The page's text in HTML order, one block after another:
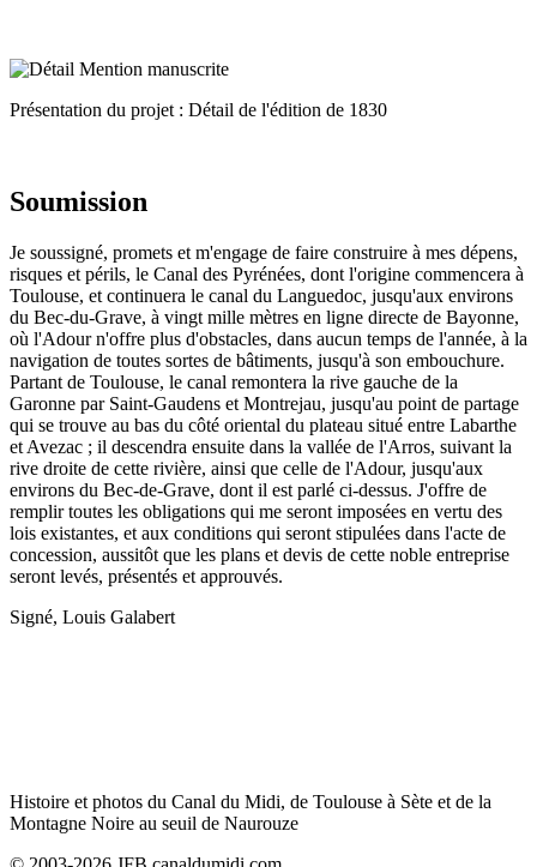
Présentation du projet : Détail de l'édition de 1830
Soumission
Je soussigné, promets et m'engage de faire construire à mes dépens,
risques et périls, le Canal des Pyrénées, dont l'origine commencera à
Toulouse, et continuera le canal du Languedoc, jusqu'aux environs
du Bec-du-Grave, à vingt mille mètres en ligne directe de Bayonne,
où l'Adour n'offre plus d'obstacles, dans aucun temps de l'année, à la
navigation de toutes sortes de bâtiments, jusqu'à son embouchure.
Partant de Toulouse, le canal remontera la rive gauche de la
Garonne par Saint-Gaudens et Montrejau, jusqu'au point de partage
qui se trouve au bas du côté oriental du plateau situé entre Labarthe
et Avezac ; il descendra ensuite dans la vallée de l'Arros, suivant la
rive droite de cette rivière, ainsi que celle de l'Adour, jusqu'aux
environs du Bec-de-Grave, dont il est parlé ci-dessus. J'offre de
remplir toutes les obligations qui me seront imposées en vertu des
lois existantes, et aux conditions qui seront stipulées dans l'acte de
concession, aussitôt que les plans et devis de cette noble entreprise
seront levés, présentés et approuvés.
Signé, Louis Galabert
Histoire et photos du Canal du Midi, de Toulouse à Sète et de la
Montagne Noire au seuil de Naurouze